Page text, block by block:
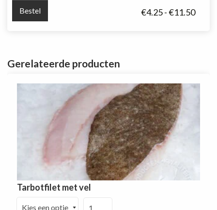
€4.25-€11.50
Bestel
Gerelateerde producten
Tarbotfilet met vel